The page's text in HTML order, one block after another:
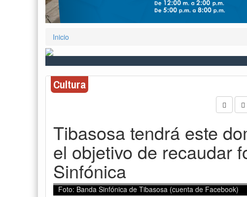
Inicio
Cultura
Tibasosa tendrá este
el objetivo de recaudar
Sinfónica
Foto: Banda Sinfónica de Tibasosa (cuenta de Facebook)